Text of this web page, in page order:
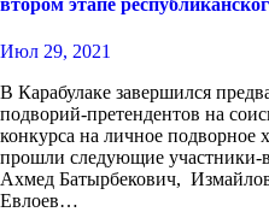
Июл 29, 2021
В Карабулаке завершился
подворий-претендентов на
конкурса на личное подворное
прошли следующие
Ахмед Батырбекович,
Евлоев…